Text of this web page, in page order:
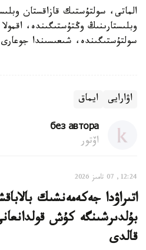
الماتى، سولتۇستىك قازاقستان
وبلىستارىنىڭ وڭتۇستىگىندە،
سولتۇستىگىندە، شىعىسىندا
اۋارايى ايماق
без автора
اۆتور
12:24, 07 تامىز 2026
اتىراۋدا جەكەمەنشىك
بۇلدىرشىنگە كۇش
قالدى